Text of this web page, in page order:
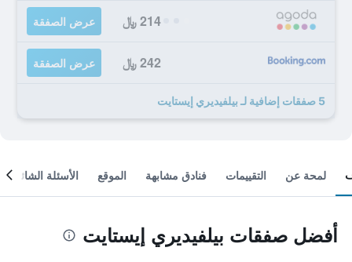
214 ﷼ عرض الصفقة
242 ﷼ عرض الصفقة
5 صفقات إضافية لـ بيلفيديري إيستايت
لمحة عن التقييمات فنادق مشابهة الموقع الأسئلة الشائعة
أفضل صفقات بيلفيديري إيستايت